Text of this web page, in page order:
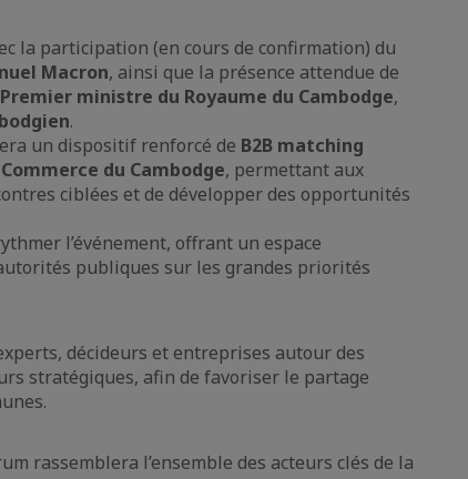
la participation (en cours de confirmation) du
Macron, ainsi que la présence attendue de
ministre du Royaume du Cambodge,
.
un dispositif renforcé de B2B matching
du Cambodge, permettant aux
ciblées et de développer des opportunités
l’événement, offrant un espace
publiques sur les grandes priorités
décideurs et entreprises autour des
stratégiques, afin de favoriser le partage
rassemblera l’ensemble des acteurs clés de la